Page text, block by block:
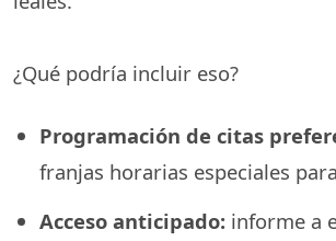
¿Qué podría incluir eso?
Programación de citas
franjas horarias especiales
Acceso anticipado: informe a